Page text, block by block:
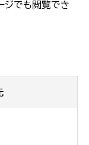
ジでも閲覧でき